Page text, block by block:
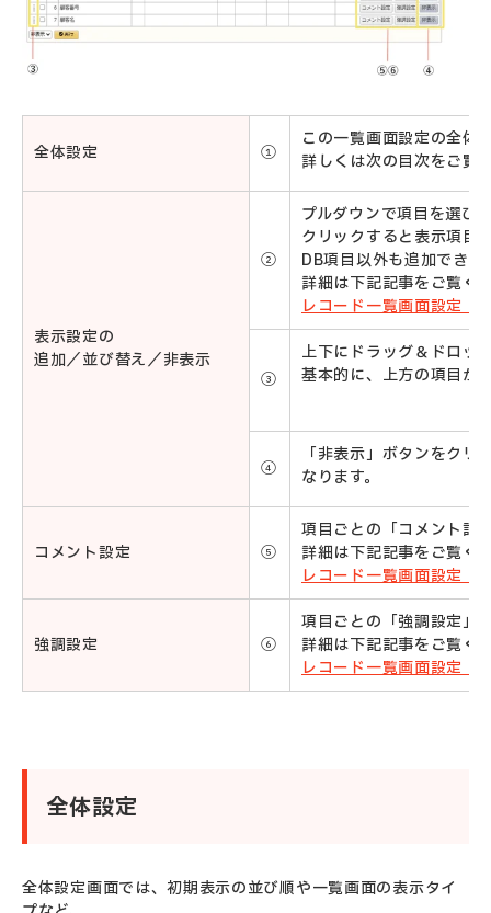
全体設定 ①
この一覧画面設定の全体
詳しくは次の目次をご覧
表示設定の
追加／並び替え／非表示
②
プルダウンで項目を選び
クリックすると表示項目
DB項目以外も追加できま
詳細は下記記事をご覧く
レコード一覧画面設定：
③
上下にドラッグ＆ドロッ
基本的に、上方の項目が
④
「非表示」ボタンをク
なります。
コメント設定 ⑤
項目ごとの「コメント設
詳細は下記記事をご覧く
レコード一覧画面設定：
強調設定 ⑥
項目ごとの「強調設定」
詳細は下記記事をご覧く
レコード一覧画面設定：
全体設定
全体設定画面では、初期表示の並び順や一覧画面の表示タイ